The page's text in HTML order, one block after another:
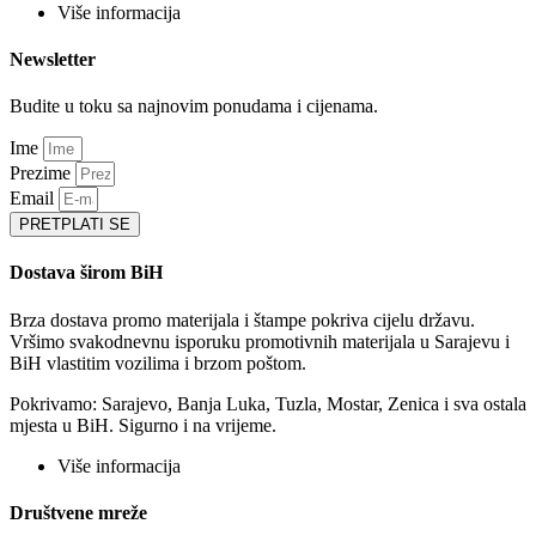
Više informacija
Newsletter
Budite u toku sa najnovim ponudama i cijenama.
Ime
Prezime
Email
PRETPLATI SE
Dostava širom BiH
Brza dostava promo materijala i štampe pokriva cijelu državu.
Vršimo svakodnevnu isporuku promotivnih materijala u Sarajevu i
BiH vlastitim vozilima i brzom poštom.
Pokrivamo: Sarajevo, Banja Luka, Tuzla, Mostar, Zenica i sva ostala
mjesta u BiH. Sigurno i na vrijeme.
Više informacija
Društvene mreže